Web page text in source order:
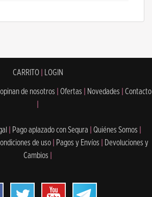
CARRITO| LOGIN
de nosotros Ofertas Novedades
Contacto
Pago aplazado con Sequra Quiénes Somos
de uso Pagos y Envíos
Devoluciones y
Cambios